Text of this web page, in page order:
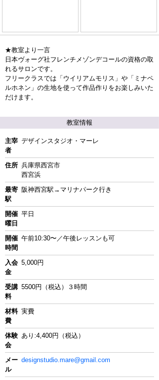
★教室より一言
日本ヴォーグ社フレンチメゾンデコールの資格の取
れるサロンです。
フリークラスでは「ウイリアムモリス」や「ミナペ
ルホネン」の生地を使って作品作りをお楽しみいた
だけます。
教室情報
主宰
者
デザインスタジオ・マーレ
住所 兵庫県西宮市
西宮浜
最寄
駅
阪神西宮駅→マリナパーク行き
開催
曜日
平日
開催
時間
午前10:30〜／午後レッスンも可
入会
金
5,000円
受講
料
5500円（税込）３時間
材料
費
実費
体験
会
あり:4,400円（税込）
メー
ル
designstudio.mare@gmail.com